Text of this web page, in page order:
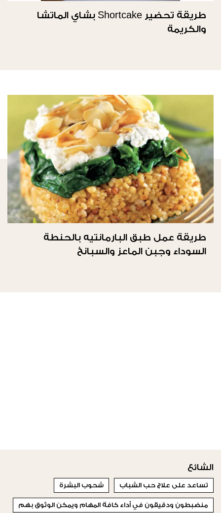
طريقة تحضير Shortcake بشاي الماتشا
والكريمة
طريقة عمل طبق البارمانتيه بالحنطة
السوداء وجبن الماعز والسبانخ
الشائع
تساعد على علاج حب الشباب شحوب البشرة
منضبطون ودقيقون في أداء كافة المهام ويمكن الوثوق بهم